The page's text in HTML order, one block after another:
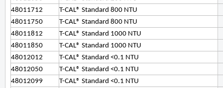
48011712
T-CAL® Standard 800 NTU
48011750
T-CAL® Standard 800 NTU
48011812
T-CAL® Standard 1000 NTU
48011850
T-CAL® Standard 1000 NTU
48012012
T-CAL® Standard <0.1 NTU
48012050
T-CAL® Standard <0.1 NTU
48012099
T-CAL® Standard <0.1 NTU